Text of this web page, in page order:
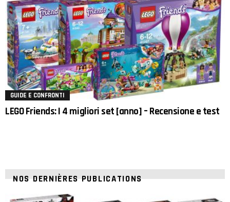
GUIDE E CONFRONTI
LEGO Friends: I 4 migliori set [anno] – Recensione e test
NOS DERNIÈRES PUBLICATIONS